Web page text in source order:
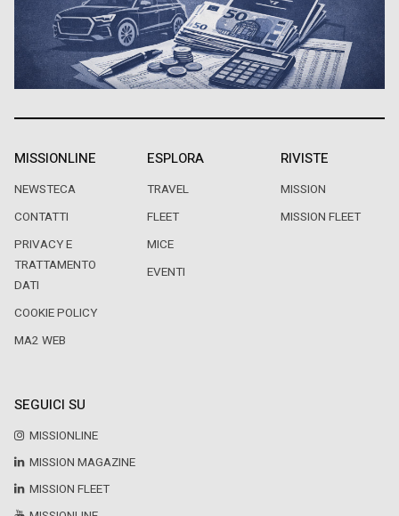
MISSIONLINE
NEWSTECA
CONTATTI
PRIVACY E
TRATTAMENTO
DATI
COOKIE POLICY
MA2 WEB
ESPLORA
TRAVEL
FLEET
MICE
EVENTI
RIVISTE
MISSION
MISSION FLEET
SEGUICI SU
MISSIONLINE
MISSION MAGAZINE
MISSION FLEET